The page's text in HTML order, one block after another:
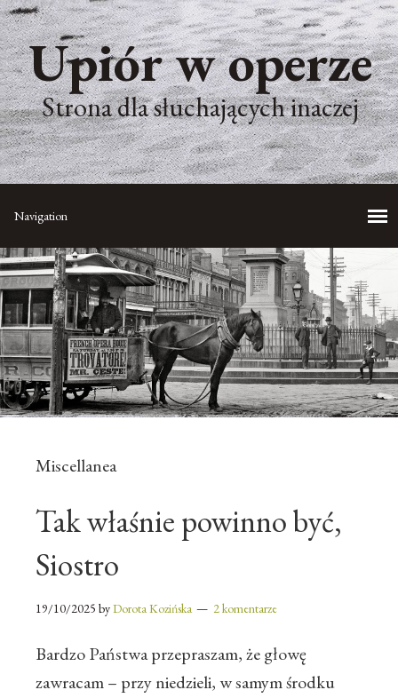
Upiór w operze
Strona dla słuchających inaczej
Miscellanea
Tak właśnie powinno być,
Siostro
19/10/2025 byDorota Kozińska 2 komentarze
Bardzo Państwa przepraszam, że głowę
zawracam – przy niedzieli, w samym środku